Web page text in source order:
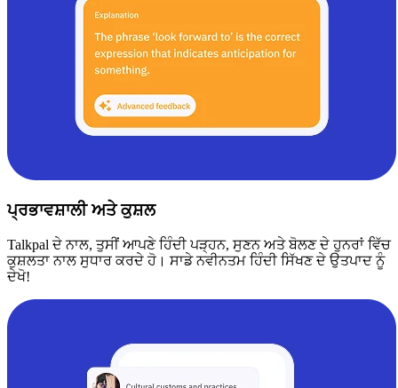
ਪ੍ਰਭਾਵਸ਼ਾਲੀ ਅਤੇ ਕੁਸ਼ਲ
Talkpal ਦੇ ਨਾਲ, ਤੁਸੀਂ ਆਪਣੇ ਹਿੰਦੀ ਪੜ੍ਹਨ, ਸੁਣਨ ਅਤੇ ਬੋਲਣ ਦੇ ਹੁਨਰਾਂ ਵਿੱਚ
ਕੁਸ਼ਲਤਾ ਨਾਲ ਸੁਧਾਰ ਕਰਦੇ ਹੋ। ਸਾਡੇ ਨਵੀਨਤਮ ਹਿੰਦੀ ਸਿੱਖਣ ਦੇ ਉਤਪਾਦ ਨੂੰ
ਦੇਖੋ!